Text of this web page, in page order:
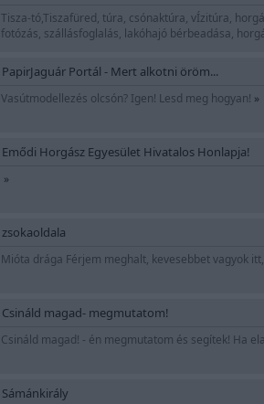
Tisza-tó,Tiszafüred, túra, csónaktúra, vÍzitúra,
fotózás, szállásfoglalás, lakóhajó bérbeadása,
PapirJaguár Portál - Mert alkotni öröm...
Vasútmodellezés olcsón? Igen! Lesd meg hogyan! »
Emődi Horgász Egyesület Hivatalos Honlapja!
»
zsokaoldala
Mióta drága Férjem meghalt, kevesebbet vagyok
Csináld magad- megmutatom!
Csináld magad! - én megmutatom és segítek! Ha
Sámánkirály